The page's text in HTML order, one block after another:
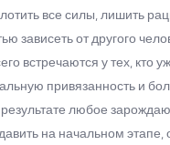
все силы, лишить
зависеть от другого
встречаются у тех, кто
привязанность и
любое
на начальном этапе,